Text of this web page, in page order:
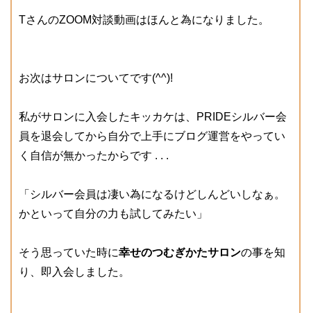
TさんのZOOM対談動画はほんと為になりました。
お次はサロンについてです(^^)!
私がサロンに入会したキッカケは、PRIDEシルバー会
員を退会してから自分で上手にブログ運営をやってい
く自信が無かったからです . . .
「シルバー会員は凄い為になるけどしんどいしなぁ。
かといって自分の力も試してみたい」
そう思っていた時に幸せのつむぎかたサロンの事を知
り、即入会しました。